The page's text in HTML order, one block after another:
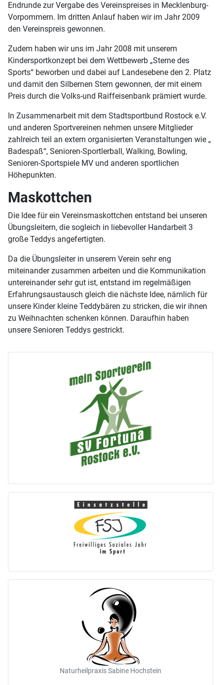
Endrunde zur Vergabe des Vereinspreises in Mecklenburg-
Vorpommern. Im dritten Anlauf haben wir im Jahr 2009
den Vereinspreis gewonnen.
Zudem haben wir uns im Jahr 2008 mit unserem
Kindersportkonzept bei dem Wettbewerb „Sterne des
Sports“ beworben und dabei auf Landesebene den 2. Platz
und damit den Silbernen Stern gewonnen, der mit einem
Preis durch die Volks-und Raiffeisenbank prämiert wurde.
In Zusammenarbeit mit dem Stadtsportbund Rostock e.V.
und anderen Sportvereinen nehmen unsere Mitglieder
zahlreich teil an extern organisierten Veranstaltungen wie „
Badespaß“, Senioren-Sportlerball, Walking, Bowling,
Senioren-Sportspiele MV und anderen sportlichen
Höhepunkten.
Maskottchen
Die Idee für ein Vereinsmaskottchen entstand bei unseren
Übungsleitern, die sogleich in liebevoller Handarbeit 3
große Teddys angefertigten.
Da die Übungsleiter in unserem Verein sehr eng
miteinander zusammen arbeiten und die Kommunikation
untereinander sehr gut ist, entstand im regelmäßigen
Erfahrungsaustausch gleich die nächste Idee, nämlich für
unsere Kinder kleine Teddybären zu stricken, die wir ihnen
zu Weihnachten schenken können. Daraufhin haben
unsere Senioren Teddys gestrickt.
Naturheilpraxis Sabine Hochstein